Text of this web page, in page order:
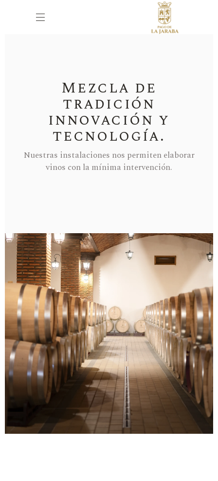
Mezcla de
tradición
innovación y
tecnología.
Nuestras instalaciones nos permiten elaborar
vinos con la mínima intervención.